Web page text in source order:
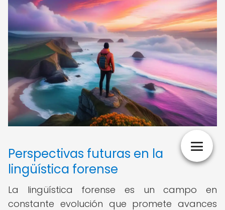
Perspectivas futuras en la
lingüística forense
La lingüística forense es un campo en
constante evolución que promete avances